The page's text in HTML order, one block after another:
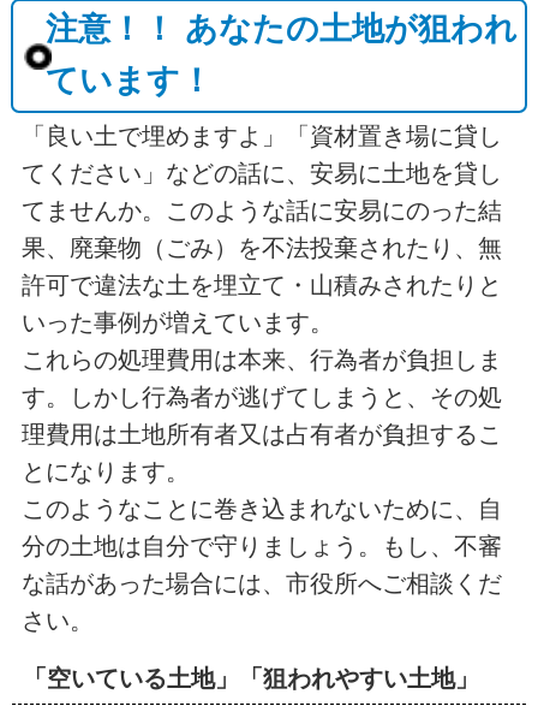
注意！！ あなたの土地が狙われ
ています！
「良い土で埋めますよ」「資材置き場に貸し
てください」などの話に、安易に土地を貸し
てませんか。このような話に安易にのった結
果、廃棄物（ごみ）を不法投棄されたり、無
許可で違法な土を埋立て・山積みされたりと
いった事例が増えています。
これらの処理費用は本来、行為者が負担しま
す。しかし行為者が逃げてしまうと、その処
理費用は土地所有者又は占有者が負担するこ
とになります。
このようなことに巻き込まれないために、自
分の土地は自分で守りましょう。もし、不審
な話があった場合には、市役所へご相談くだ
さい。
「空いている土地」「狙われやすい土地」